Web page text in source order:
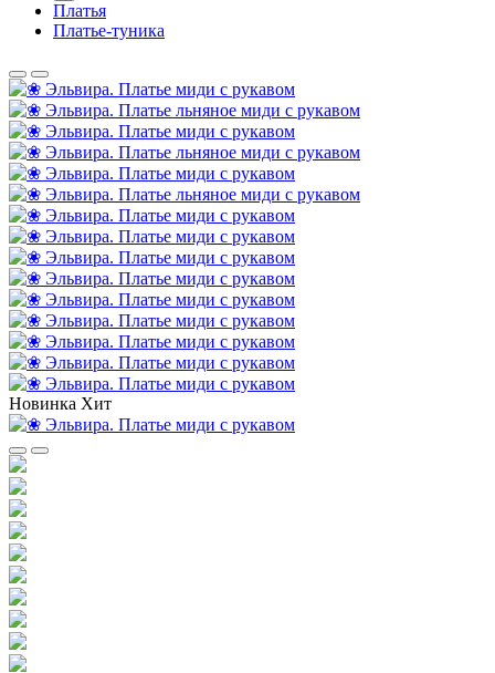
Платья
Платье-туника
Новинка Хит